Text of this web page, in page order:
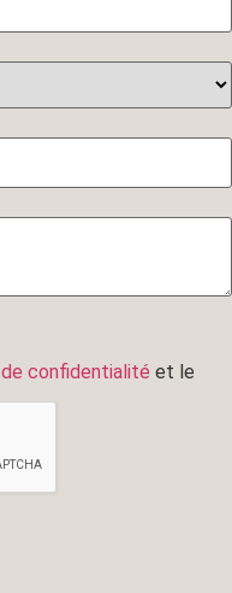
confidentialité et le